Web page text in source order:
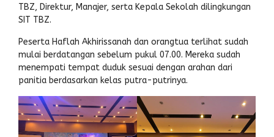
TBZ, Direktur, Manajer, serta Kepala Sekolah dilingkungan
SIT TBZ.
Peserta Haflah Akhirissanah dan orangtua terlihat sudah
mulai berdatangan sebelum pukul 07.00. Mereka sudah
menempati tempat duduk sesuai dengan arahan dari
panitia berdasarkan kelas putra-putrinya.